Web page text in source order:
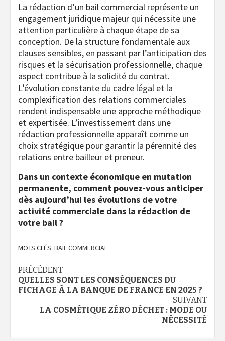
La rédaction d’un bail commercial représente un
engagement juridique majeur qui nécessite une
attention particulière à chaque étape de sa
conception. De la structure fondamentale aux
clauses sensibles, en passant par l’anticipation des
risques et la sécurisation professionnelle, chaque
aspect contribue à la solidité du contrat.
L’évolution constante du cadre légal et la
complexification des relations commerciales
rendent indispensable une approche méthodique
et expertisée. L’investissement dans une
rédaction professionnelle apparaît comme un
choix stratégique pour garantir la pérennité des
relations entre bailleur et preneur.
Dans un contexte économique en mutation
permanente, comment pouvez-vous anticiper
dès aujourd’hui les évolutions de votre
activité commerciale dans la rédaction de
votre bail ?
MOTS CLÉS: BAIL COMMERCIAL
Navigation
d’article
PRÉCÉDENT
QUELLES SONT LES CONSÉQUENCES DU
FICHAGE À LA BANQUE DE FRANCE EN 2025 ?
SUIVANT
LA COSMÉTIQUE ZÉRO DÉCHET : MODE OU
NÉCESSITÉ